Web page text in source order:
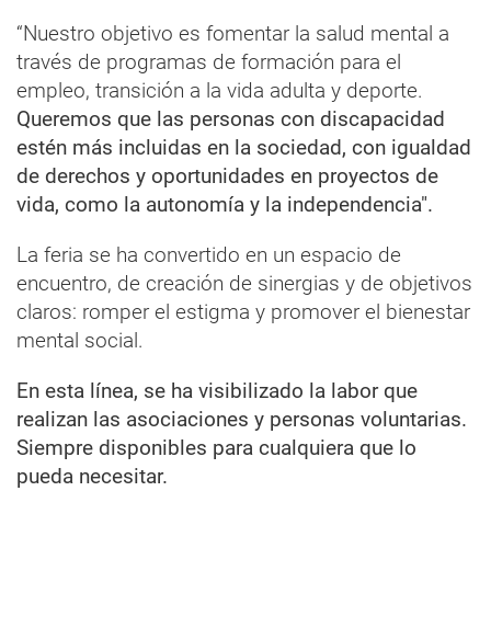
“Nuestro objetivo es fomentar la salud mental a
través de programas de formación para el
empleo, transición a la vida adulta y deporte.
Queremos que las personas con discapacidad
estén más incluidas en la sociedad, con igualdad
de derechos y oportunidades en proyectos de
vida, como la autonomía y la independencia".
La feria se ha convertido en un espacio de
encuentro, de creación de sinergias y de objetivos
claros: romper el estigma y promover el bienestar
mental social.
En esta línea, se ha visibilizado la labor que
realizan las asociaciones y personas voluntarias.
Siempre disponibles para cualquiera que lo
pueda necesitar.